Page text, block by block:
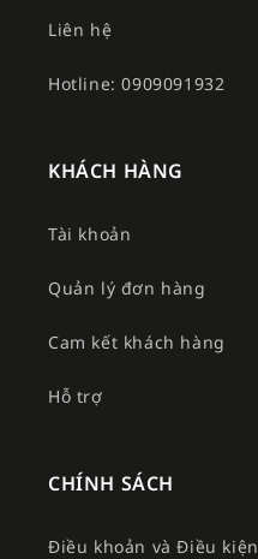
Liên hệ
Hotline: 0909091932
KHÁCH HÀNG
Tài khoản
Quản lý đơn hàng
Cam kết khách hàng
Hỗ trợ
CHÍNH SÁCH
Điều khoản và Điều kiện